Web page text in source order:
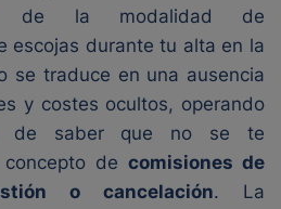
de la modalidad de
escojas durante tu alta en la
se traduce en una ausencia
y costes ocultos, operando
de saber que no se te
de comisiones de
o cancelación. La